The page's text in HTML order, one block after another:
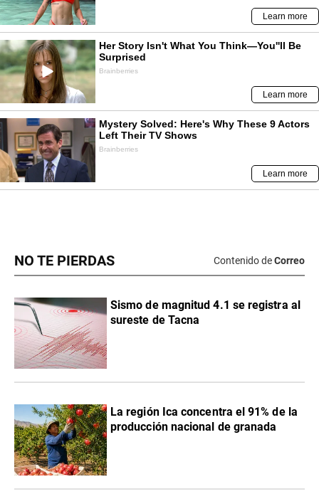
NO TE PIERDAS Contenido deCorreo
Sismo de magnitud 4.1 se registra al
sureste de Tacna
La región Ica concentra el 91% de la
producción nacional de granada